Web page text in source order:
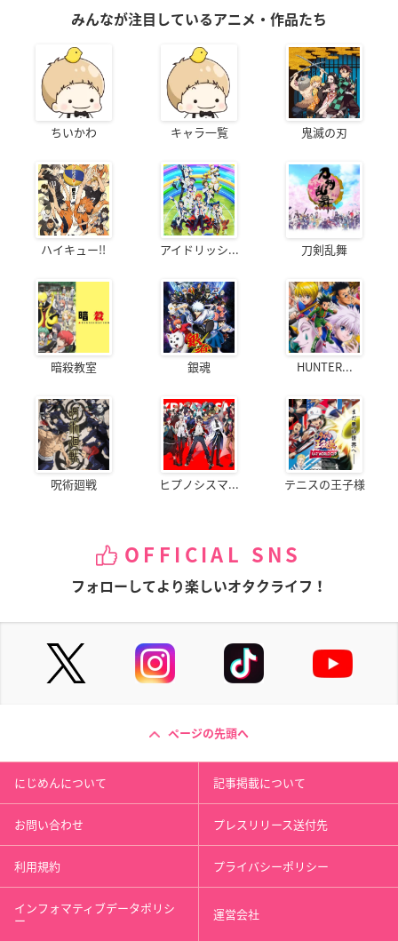
みんなが注目しているアニメ・作品たち
ちいかわ キャラ一覧 鬼滅の刃
ハイキュー!! アイドリッシ... 刀剣乱舞
暗殺教室 銀魂 HUNTER...
呪術廻戦 ヒプノシスマ... テニスの王子様
OFFICIAL SNS
フォローしてより楽しいオタクライフ！
ページの先頭へ
にじめんについて 記事掲載について
お問い合わせ プレスリリース送付先
利用規約 プライバシーポリシー
インフォマティブデータポリシ
ー 運営会社